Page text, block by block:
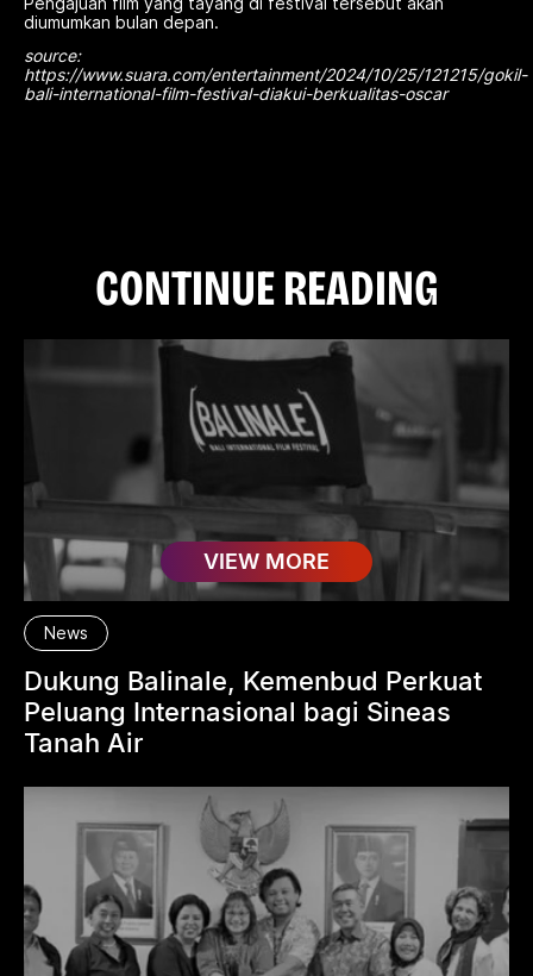
diumumkan bulan depan.
source:
https://www.suara.com/entertainment/2024/10/25/121215/gokil-
bali-international-film-festival-diakui-berkualitas-oscar
CONTINUEREADING
VIEW MORE
News
Dukung Balinale, Kemenbud Perkuat
Peluang Internasional bagi Sineas
Tanah Air